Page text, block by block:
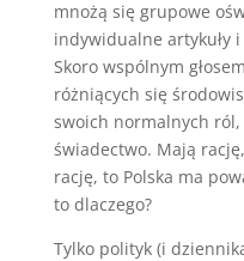
mnożą się grupowe
indywidualne artykuły
Skoro wspólnym
różniących się
swoich normalnych
świadectwo. Mają
rację, to Polska ma
to dlaczego?
Tylko polityk (i